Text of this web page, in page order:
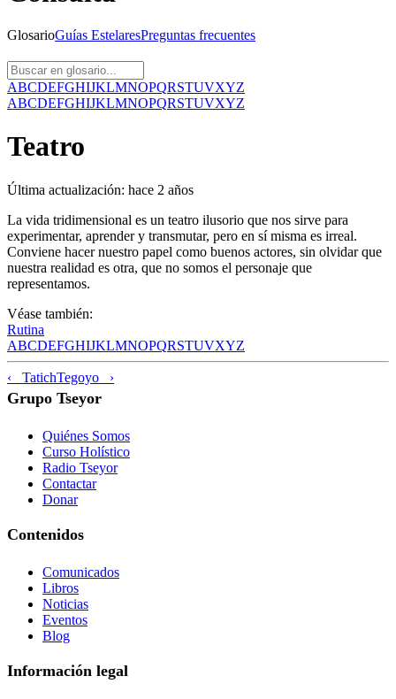
GlosarioGuías EstelaresPreguntas frecuentes
ABCDEFGHIJKLMNOPQRSTUVXYZ
ABCDEFGHIJKLMNOPQRSTUVXYZ
Teatro
Última actualización: hace 2 años
La vida tridimensional es un teatro ilusorio que nos sirve para
experimentar, aprender y transmutar, pero en sí misma es irreal.
Conviene hacer nuestro papel como buenos actores, sin olvidar que
nuestra realidad es otra, que no somos el personaje que
representamos.
Véase también:
Rutina
ABCDEFGHIJKLMNOPQRSTUVXYZ
‹ TatichTegoyo ›
Grupo Tseyor
Quiénes Somos
Curso Holístico
Radio Tseyor
Contactar
Donar
Contenidos
Comunicados
Libros
Noticias
Eventos
Blog
Información legal